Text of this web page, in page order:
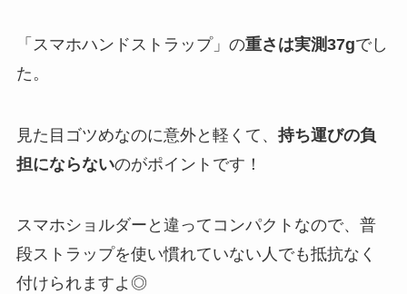
「スマホハンドストラップ」の重さは実測37gでし
た。
見た目ゴツめなのに意外と軽くて、 持ち運びの負
担にならないのがポイントです！
スマホショルダーと違ってコンパクトなので、普
段ストラップを使い慣れていない人でも抵抗なく
付けられますよ◎